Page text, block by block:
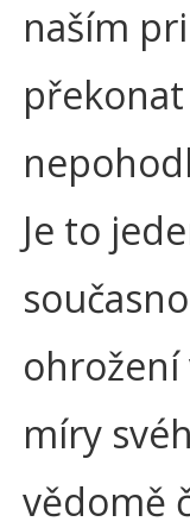
naším
Je to
ohrožení
míry
vědomě